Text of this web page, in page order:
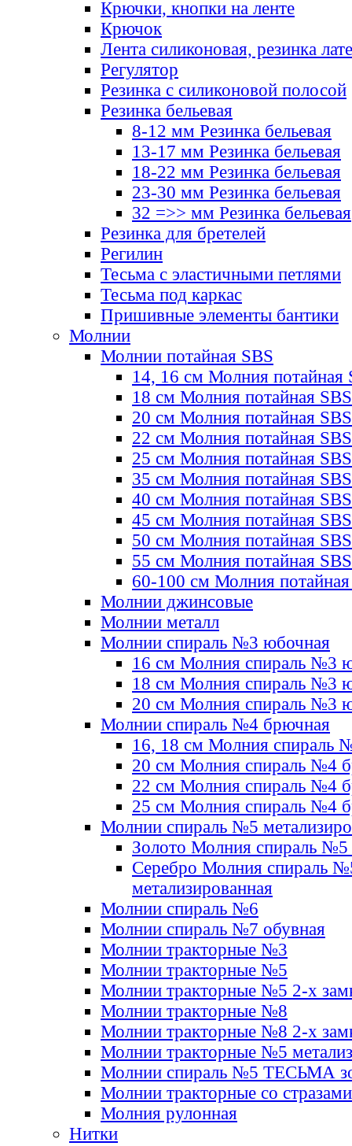
Крючки, кнопки на ленте
Крючок
Лента силиконовая, резинка
Регулятор
Резинка с силиконовой полосой
Резинка бельевая
8-12 мм Резинка бельевая
13-17 мм Резинка бельевая
18-22 мм Резинка бельевая
23-30 мм Резинка бельевая
32 =>> мм Резинка бельевая
Резинка для бретелей
Регилин
Тесьма с эластичными петлями
Тесьма под каркас
Пришивные элементы бантики
Молнии
Молнии потайная SBS
14, 16 см Молния потайная
18 см Молния потайная SBS
20 см Молния потайная SBS
22 см Молния потайная SBS
25 см Молния потайная SBS
35 см Молния потайная SBS
40 см Молния потайная SBS
45 см Молния потайная SBS
50 см Молния потайная SBS
55 см Молния потайная SBS
60-100 см Молния
Молнии джинсовые
Молнии металл
Молнии спираль №3 юбочная
16 см Молния спираль №3
18 см Молния спираль №3
20 см Молния спираль №3
Молнии спираль №4 брючная
16, 18 см Молния спираль
20 см Молния спираль №4
22 см Молния спираль №4
25 см Молния спираль №4
Молнии спираль №5
Золото Молния спираль №5
Серебро Молния спираль
метализированная
Молнии спираль №6
Молнии спираль №7 обувная
Молнии тракторные №3
Молнии тракторные №5
Молнии тракторные №5 2-х
Молнии тракторные №8
Молнии тракторные №8 2-х
Молнии тракторные №5
Молнии спираль №5 ТЕСЬМА
Молнии тракторные со стразами
Молния рулонная
Нитки